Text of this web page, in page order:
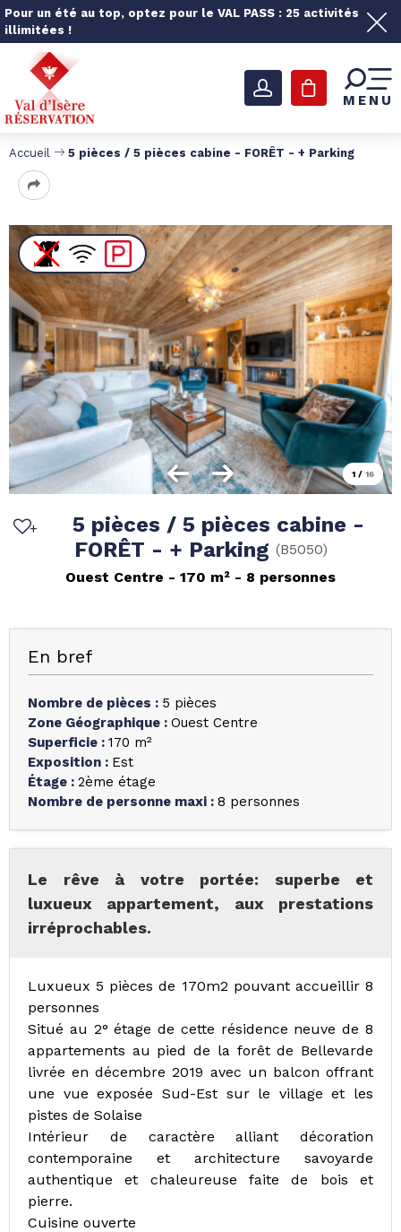
Pour un été au top, optez pour le VAL PASS : 25 activités
illimitées !
MENU
Accueil 5 pièces / 5 pièces cabine - FORÊT - + Parking
1 / 16
5 pièces / 5 pièces cabine -
FORÊT - + Parking (B5050)
Ouest Centre
170 m² 8 personnes
En bref
Nombre de pièces : 5 pièces
Zone Géographique : Ouest Centre
Superficie : 170 m²
Exposition : Est
Étage : 2ème étage
Nombre de personne maxi : 8 personnes
Le rêve à votre portée: superbe et
luxueux appartement, aux prestations
irréprochables.
Luxueux 5 pièces de 170m2 pouvant accueillir 8
personnes
Situé au 2° étage de cette résidence neuve de 8
appartements au pied de la forêt de Bellevarde
livrée en décembre 2019 avec un balcon offrant
une vue exposée Sud-Est sur le village et les
pistes de Solaise
Intérieur de caractère alliant décoration
contemporaine et architecture savoyarde
authentique et chaleureuse faite de bois et
pierre.
Cuisine ouverte